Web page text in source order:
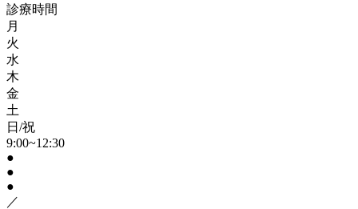
診療時間
月
火
水
木
金
土
日/祝
9:00~12:30
●
●
●
／